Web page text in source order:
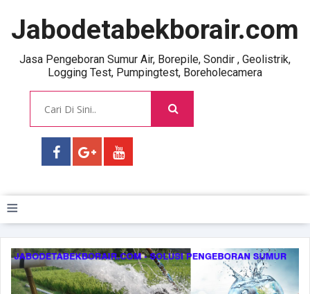
Jabodetabekborair.com
Jasa Pengeboran Sumur Air, Borepile, Sondir , Geolistrik,
Logging Test, Pumpingtest, Boreholecamera
≡